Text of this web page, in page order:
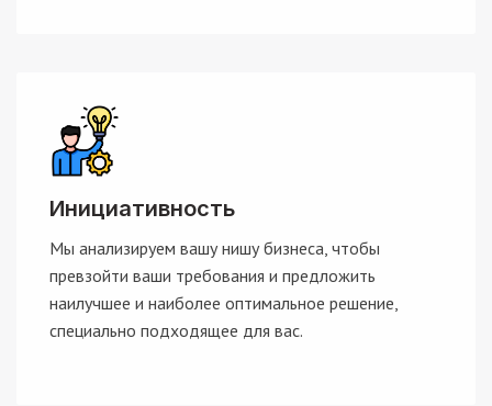
Инициативность
Мы анализируем вашу нишу бизнеса, чтобы
превзойти ваши требования и предложить
наилучшее и наиболее оптимальное решение,
специально подходящее для вас.